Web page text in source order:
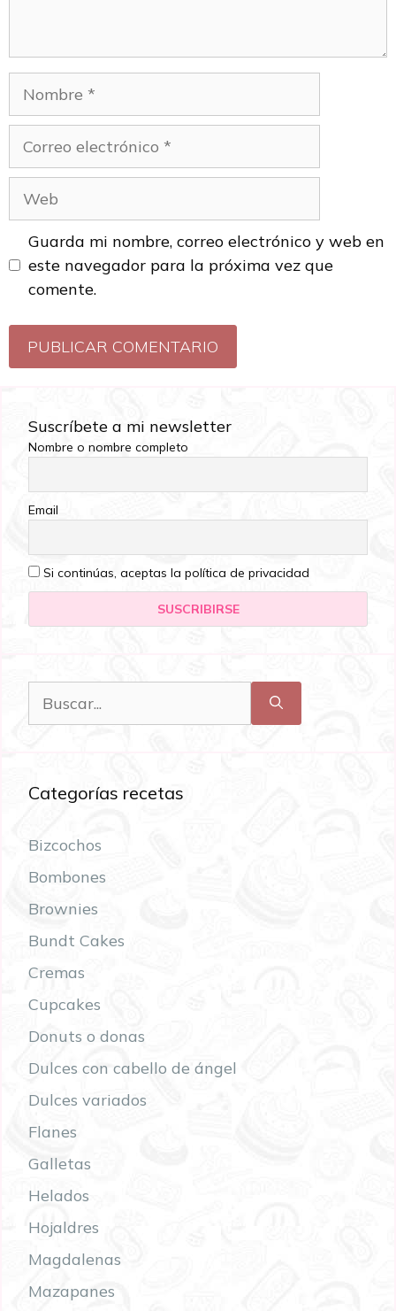
Guarda mi nombre, correo electrónico y web en
este navegador para la próxima vez que
comente.
Suscríbete a mi newsletter
Nombre o nombre completo
Email
Si continúas, aceptas la política de privacidad
Categorías recetas
Bizcochos
Bombones
Brownies
Bundt Cakes
Cremas
Cupcakes
Donuts o donas
Dulces con cabello de ángel
Dulces variados
Flanes
Galletas
Helados
Hojaldres
Magdalenas
Mazapanes